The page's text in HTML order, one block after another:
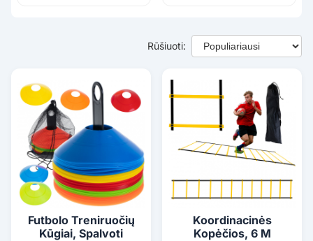
Rūšiuoti:
Futbolo Treniruočių
Kūgiai, Spalvoti
Koordinacinės
Kopėčios, 6 M